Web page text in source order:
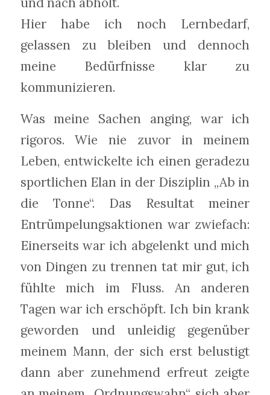
Hier habe ich noch Lernbedarf,
gelassen zu bleiben und dennoch
meine Bedürfnisse klar zu
kommunizieren.
Was meine Sachen anging, war ich
rigoros. Wie nie zuvor in meinem
Leben, entwickelte ich einen geradezu
sportlichen Elan in der Disziplin „Ab in
die Tonne“. Das Resultat meiner
Entrümpelungsaktionen war zwiefach:
Einerseits war ich abgelenkt und mich
von Dingen zu trennen tat mir gut, ich
fühlte mich im Fluss. An anderen
Tagen war ich erschöpft. Ich bin krank
geworden und unleidig gegenüber
meinem Mann, der sich erst belustigt
dann aber zunehmend erfreut zeigte